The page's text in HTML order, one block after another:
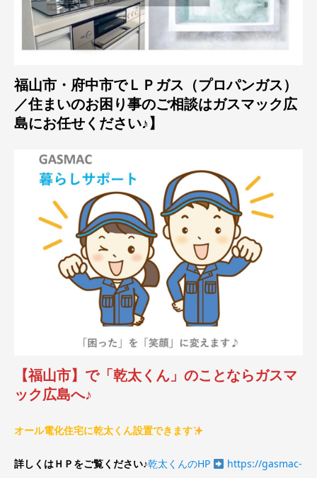
福山市・府中市でＬＰガス（プロパンガス）
／住まいのお困り事のご相談はガスマック広
島にお任せください♪】
【福山市】で「乾太くん」のことならガスマ
ック広島へ♪
オール電化住宅に乾太くん設置できます
詳しくはＨＰをご覧ください♪乾太くんのHP
https://gasmac-